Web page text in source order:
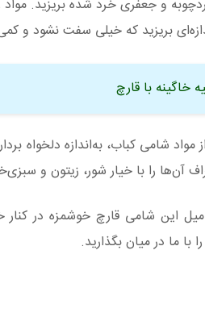
و جعفری خرد شده بریزید.
بریزید که خیلی سفت نشود و
خاگینه با قارچ
مواد شامی کباب، به‌اندازه
آن‌ها را با خیار شور، زیتون و
این شامی قارچ خوشمزه در کنار
با ما در میان بگذارید.